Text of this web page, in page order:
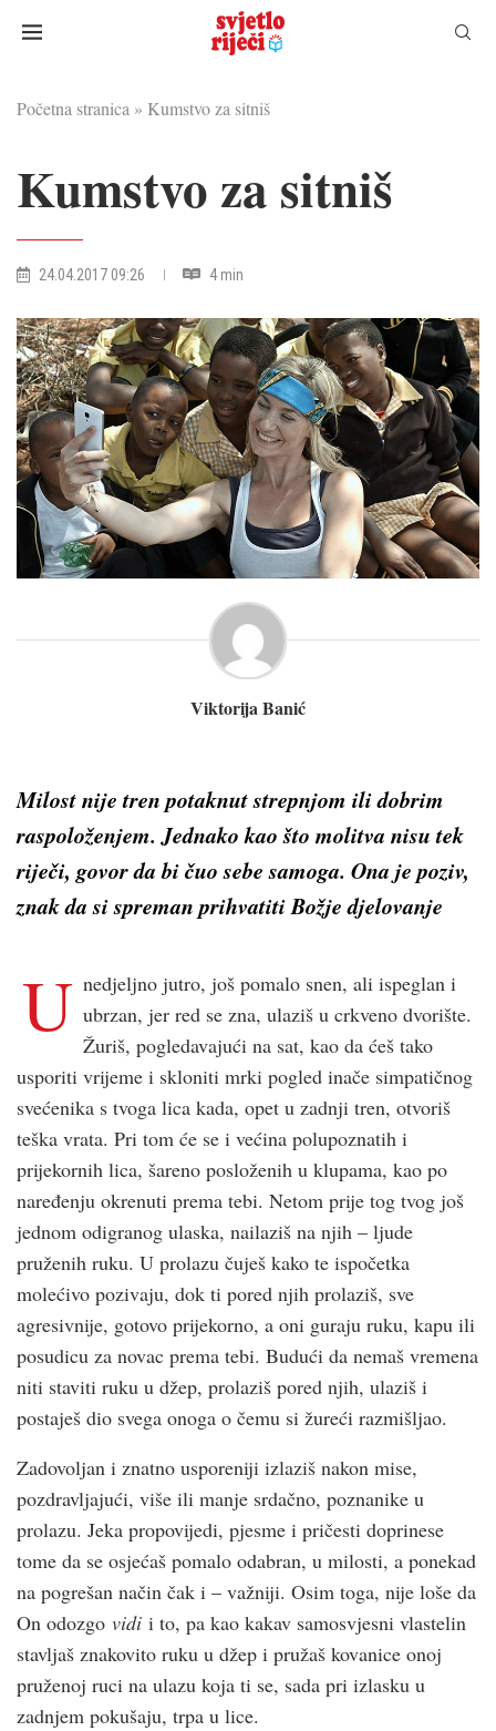
Početna stranica » Kumstvo za sitniš
Kumstvo za sitniš
24.04.2017 09:26 4 min
Viktorija Banić
Milost nije tren potaknut strepnjom ili dobrim
raspoloženjem. Jednako kao što molitva nisu tek
riječi, govor da bi čuo sebe samoga. Ona je poziv,
znak da si spreman prihvatiti Božje djelovanje
U nedjeljno jutro, još pomalo snen, ali ispeglan i
ubrzan, jer red se zna, ulaziš u crk­veno dvorište.
Žuriš, pogledavajući na sat, kao da ćeš tako
usporiti vrijeme i skloniti mrki pogled inače simpatičnog
svećenika s tvoga lica kada, opet u zadnji tren, otvoriš
teška vrata. Pri tom će se i većina polupoznatih i
prijekornih lica, šareno posloženih u klupama, kao po
naređenju okrenuti prema tebi. Netom prije tog tvog još
jednom odigranog ulaska, nailaziš na njih – ljude
pruženih ruku. U prolazu čuješ kako te ispočetka
molećivo pozivaju, dok ti pored njih prolaziš, sve
agresivnije, gotovo prijekorno, a oni guraju ruku, kapu ili
posudicu za novac prema tebi. Budući da nemaš vremena
niti staviti ruku u džep, prolaziš pored njih, ulaziš i
postaješ dio svega onoga o čemu si žureći razmišljao.
Zadovoljan i znatno usporeniji izlaziš nakon mise,
pozdravljajući, više ili manje srdačno, poznanike u
prolazu. Jeka propovijedi, pjesme i pričesti doprinese
tome da se osjećaš pomalo odabran, u milosti, a ponekad
na pogrešan način čak i – važniji. Osim toga, nije loše da
On odozgo vidi i to, pa kao kakav samosvjesni vlastelin
stavljaš znakovito ruku u džep i pružaš kovanice onoj
pruženoj ruci na ulazu koja ti se, sada pri izlasku u
zadnjem pokušaju, trpa u lice.